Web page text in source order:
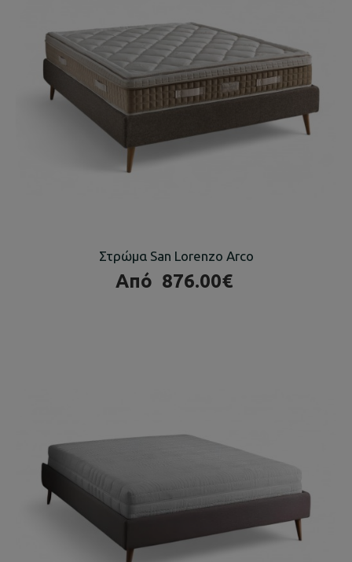
Στρώμα San Lorenzo Arco
Από 876.00€